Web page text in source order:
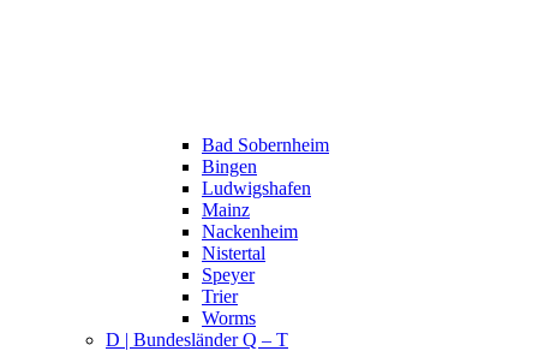
Bad Sobernheim
Bingen
Ludwigshafen
Mainz
Nackenheim
Nistertal
Speyer
Trier
Worms
D | Bundesländer Q – T